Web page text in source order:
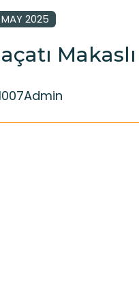
2025